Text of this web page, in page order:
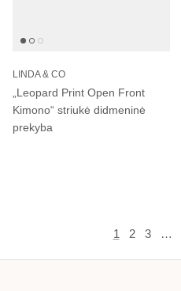
LINDA & CO
„Leopard Print Open Front
Kimono“ striukė didmeninė
prekyba
1 2 3 …